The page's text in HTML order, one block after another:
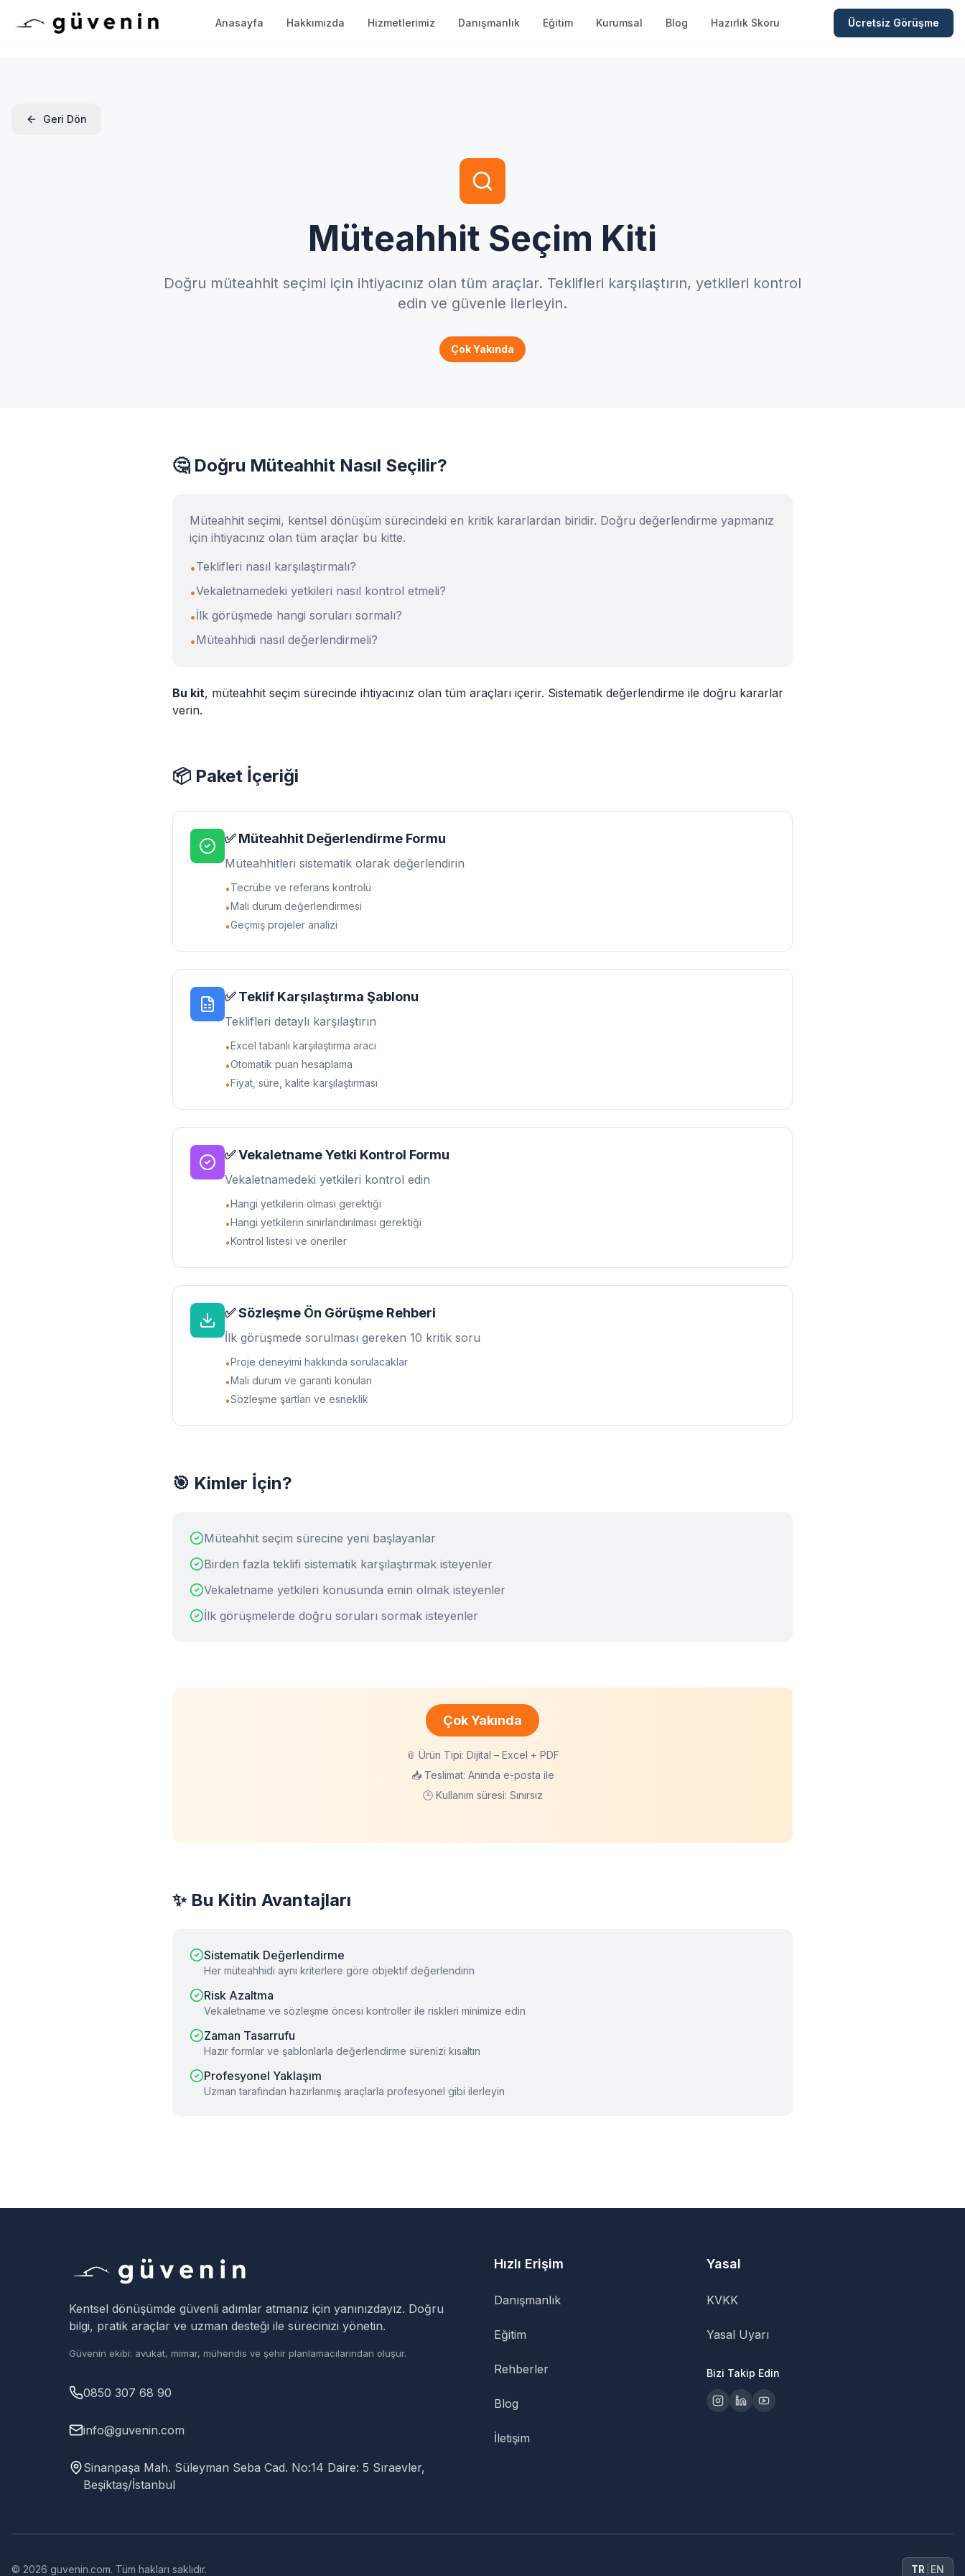
Anasayfa Hakkımızda Hizmetlerimiz Danışmanlık Eğitim Kurumsal Blog Hazırlık Skoru Ücretsiz Görüşme
Geri Dön
Müteahhit Seçim Kiti
Doğru müteahhit seçimi için ihtiyacınız olan tüm araçlar. Teklifleri karşılaştırın, yetkileri kontrol
edin ve güvenle ilerleyin.
Çok Yakında
🤔 Doğru Müteahhit Nasıl Seçilir?
Müteahhit seçimi, kentsel dönüşüm sürecindeki en kritik kararlardan biridir. Doğru değerlendirme yapmanız
için ihtiyacınız olan tüm araçlar bu kitte.
•Teklifleri nasıl karşılaştırmalı?
•Vekaletnamedeki yetkileri nasıl kontrol etmeli?
•İlk görüşmede hangi soruları sormalı?
•Müteahhidi nasıl değerlendirmeli?
Bu kit, müteahhit seçim sürecinde ihtiyacınız olan tüm araçları içerir. Sistematik değerlendirme ile doğru kararlar
verin.
📦 Paket İçeriği
✅ Müteahhit Değerlendirme Formu
Müteahhitleri sistematik olarak değerlendirin
•Tecrübe ve referans kontrolü
•Mali durum değerlendirmesi
•Geçmiş projeler analizi
✅ Teklif Karşılaştırma Şablonu
Teklifleri detaylı karşılaştırın
•Excel tabanlı karşılaştırma aracı
•Otomatik puan hesaplama
•Fiyat, süre, kalite karşılaştırması
✅ Vekaletname Yetki Kontrol Formu
Vekaletnamedeki yetkileri kontrol edin
•Hangi yetkilerin olması gerektiği
•Hangi yetkilerin sınırlandırılması gerektiği
•Kontrol listesi ve öneriler
✅ Sözleşme Ön Görüşme Rehberi
İlk görüşmede sorulması gereken 10 kritik soru
•Proje deneyimi hakkında sorulacaklar
•Mali durum ve garanti konuları
•Sözleşme şartları ve esneklik
🎯 Kimler İçin?
Müteahhit seçim sürecine yeni başlayanlar
Birden fazla teklifi sistematik karşılaştırmak isteyenler
Vekaletname yetkileri konusunda emin olmak isteyenler
İlk görüşmelerde doğru soruları sormak isteyenler
Çok Yakında
📎 Ürün Tipi: Dijital – Excel + PDF
📥 Teslimat: Anında e-posta ile
🕒 Kullanım süresi: Sınırsız
✨ Bu Kitin Avantajları
Sistematik Değerlendirme
Her müteahhidi aynı kriterlere göre objektif değerlendirin
Risk Azaltma
Vekaletname ve sözleşme öncesi kontroller ile riskleri minimize edin
Zaman Tasarrufu
Hazır formlar ve şablonlarla değerlendirme sürenizi kısaltın
Profesyonel Yaklaşım
Uzman tarafından hazırlanmış araçlarla profesyonel gibi ilerleyin
Kentsel dönüşümde güvenli adımlar atmanız için yanınızdayız. Doğru
bilgi, pratik araçlar ve uzman desteği ile sürecinizi yönetin.
Güvenin ekibi: avukat, mimar, mühendis ve şehir planlamacılarından oluşur.
0850 307 68 90
info@guvenin.com
Sinanpaşa Mah. Süleyman Seba Cad. No:14 Daire: 5 Sıraevler,
Beşiktaş/İstanbul
Hızlı Erişim
Danışmanlık
Eğitim
Rehberler
Blog
İletişim
Yasal
KVKK
Yasal Uyarı
Bizi Takip Edin
© 2026 guvenin.com. Tüm hakları saklıdır. TR EN